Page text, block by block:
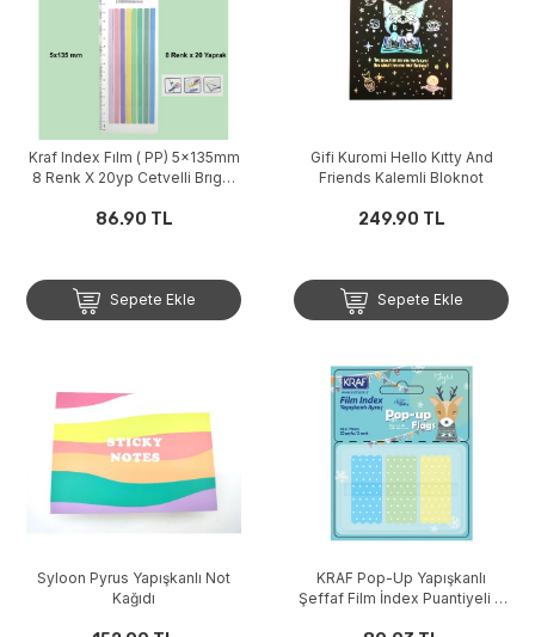
Kraf Index Fılm ( PP) 5x135mm
8 Renk X 20yp Cetvelli Brıght
86.90 TL
Sepete Ekle
Gifi Kuromi Hello Kıtty And
Friends Kalemli Bloknot
249.90 TL
Sepete Ekle
Syloon Pyrus Yapışkanlı Not
Kağıdı
KRAF Pop-Up Yapışkanlı
Şeffaf Film İndex Puantiyeli 3